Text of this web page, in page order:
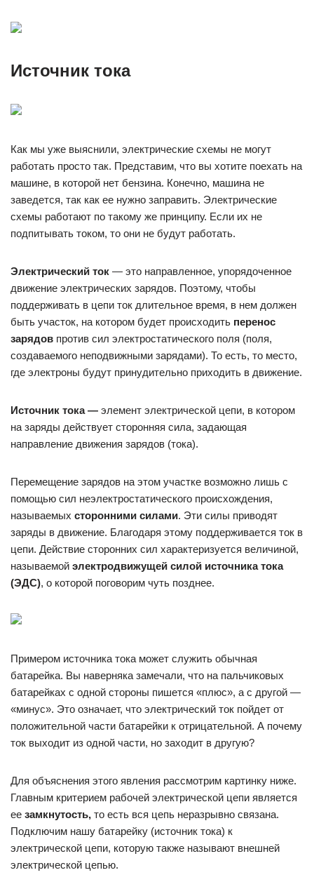
Источник тока
Как мы уже выяснили, электрические схемы не могут
работать просто так. Представим, что вы хотите поехать на
машине, в которой нет бензина. Конечно, машина не
заведется, так как ее нужно заправить. Электрические
схемы работают по такому же принципу. Если их не
подпитывать током, то они не будут работать.
Электрический ток — это направленное, упорядоченное
движение электрических зарядов. Поэтому, чтобы
поддерживать в цепи ток длительное время, в нем должен
быть участок, на котором будет происходить перенос
зарядов против сил электростатического поля (поля,
создаваемого неподвижными зарядами). То есть, то место,
где электроны будут принудительно приходить в движение.
Источник тока — элемент электрической цепи, в котором
на заряды действует сторонняя сила, задающая
направление движения зарядов (тока).
Перемещение зарядов на этом участке возможно лишь с
помощью сил неэлектростатического происхождения,
называемых сторонними силами. Эти силы приводят
заряды в движение. Благодаря этому поддерживается ток в
цепи. Действие сторонних сил характеризуется величиной,
называемой электродвижущей силой источника тока
(ЭДС), о которой поговорим чуть позднее.
Примером источника тока может служить обычная
батарейка. Вы наверняка замечали, что на пальчиковых
батарейках с одной стороны пишется «плюс», а с другой —
«минус». Это означает, что электрический ток пойдет от
положительной части батарейки к отрицательной. А почему
ток выходит из одной части, но заходит в другую?
Для объяснения этого явления рассмотрим картинку ниже.
Главным критерием рабочей электрической цепи является
ее замкнутость, то есть вся цепь неразрывно связана.
Подключим нашу батарейку (источник тока) к
электрической цепи, которую также называют внешней
электрической цепью.